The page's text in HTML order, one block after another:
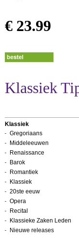
€ 23.99
Klassiek
Klassiek
Gregoriaans
Middeleeuwen
Renaissance
Barok
Romantiek
Klassiek
20ste eeuw
Opera
Recital
Klassieke Zaken Leden
Nieuwe releases